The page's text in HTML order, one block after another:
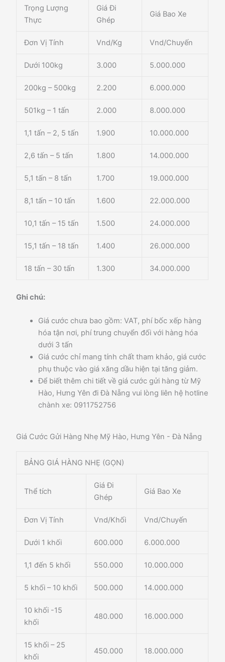
Trọng Lượng
Thực
Giá Đi
Ghép
Giá Bao Xe
Đơn Vị Tính Vnd/Kg Vnd/Chuyến
Dưới 100kg 3.000 5.000.000
200kg – 500kg 2.200 6.000.000
501kg – 1 tấn 2.000 8.000.000
1,1 tấn – 2, 5 tấn 1.900 10.000.000
2,6 tấn – 5 tấn 1.800 14.000.000
5,1 tấn – 8 tấn 1.700 19.000.000
8,1 tấn – 10 tấn 1.600 22.000.000
10,1 tấn – 15 tấn 1.500 24.000.000
15,1 tấn – 18 tấn 1.400 26.000.000
18 tấn – 30 tấn 1.300 34.000.000
Ghi chú:
Giá cước chưa bao gồm: VAT, phí bốc xếp hàng
hóa tận nơi, phí trung chuyển đối với hàng hóa
dưới 3 tấn
Giá cước chỉ mang tính chất tham khảo, giá cước
phụ thuộc vào giá xăng dầu hiện tại tăng giảm.
Để biết thêm chi tiết về giá cước gửi hàng từ Mỹ
Hào, Hưng Yên đi Đà Nẵng vui lòng liên hệ hotline
chành xe: 0911752756
Giá Cước Gửi Hàng Nhẹ Mỹ Hào, Hưng Yên - Đà Nẵng
BẢNG GIÁ HÀNG NHẸ (GỌN)
Thể tích
Giá Đi
Ghép
Giá Bao Xe
Đơn Vị Tính Vnd/Khối Vnd/Chuyến
Dưới 1 khối 600.000 6.000.000
1,1 đến 5 khối 550.000 10.000.000
5 khối – 10 khối 500.000 14.000.000
10 khối -15
khối
480.000 16.000.000
15 khối – 25
khối
450.000 18.000.000